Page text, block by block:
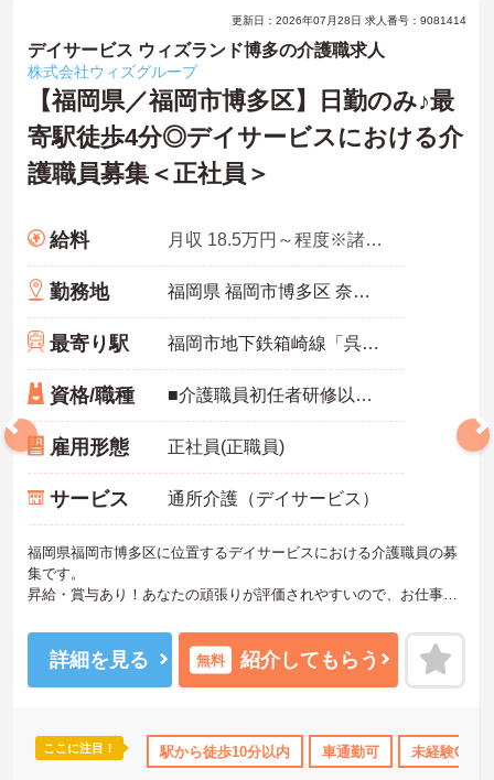
産休･育休･介護休暇取得実績あり 社会保険完備 交通費支
更新日：2026年07月28日 求人番号：9081414
デイサービス ウィズランド博多の介護職求人
株式会社ウィズグループ
【福岡県／福岡市博多区】日勤のみ♪最
寄駅徒歩4分◎デイサービスにおける介
護職員募集＜正社員＞
給料 月収 18.5万円～程度※諸手当込み
勤務地 福岡県 福岡市博多区 奈良屋町8-19 1F
最寄り駅 福岡市地下鉄箱崎線「呉服町(福岡)駅」徒歩4分
資格/職種 ■介護職員初任者研修以上必須 ■経験不問
雇用形態 正社員(正職員)
サービス 通所介護（デイサービス）
福岡県福岡市博多区に位置するデイサービスにおける介護職員の募
集です。
昇給・賞与あり！あなたの頑張りが評価されやすいので、お仕事の
育児休業・介護休業取得実績あり！長く勤めやすい環境が整ってい
ます◎
ご興味のある方には面接ポイントをお伝えしますので、お気軽にお
詳細を見る 無料 紹介してもらう
ここに注目！ 駅から徒歩10分以内 車通勤可 未経験OK